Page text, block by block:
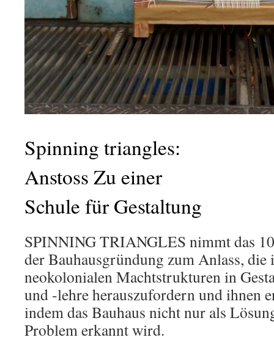
Spinning triangles:
Anstoss Zu einer
Schule für Gestaltung
SPINNING TRIANGLES nimmt das
der Bauhausgründung zum Anlass, die
neokolonialen Machtstrukturen in
und -lehre herauszufordern und ihnen
indem das Bauhaus nicht nur als
Problem erkannt wird.